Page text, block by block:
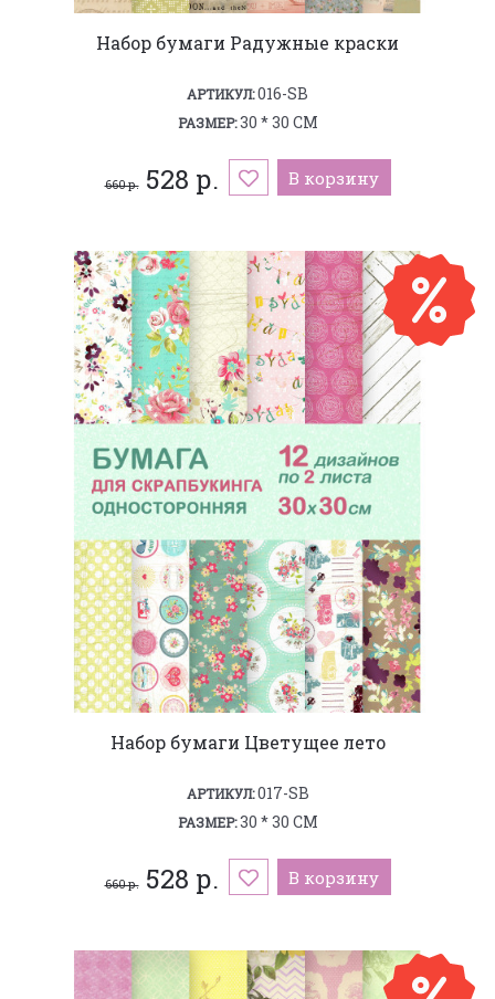
Набор бумаги Радужные краски
АРТИКУЛ:016-SB
РАЗМЕР:30 * 30 СМ
660 р.528 р. В корзину
Набор бумаги Цветущее лето
АРТИКУЛ:017-SB
РАЗМЕР:30 * 30 СМ
660 р.528 р. В корзину